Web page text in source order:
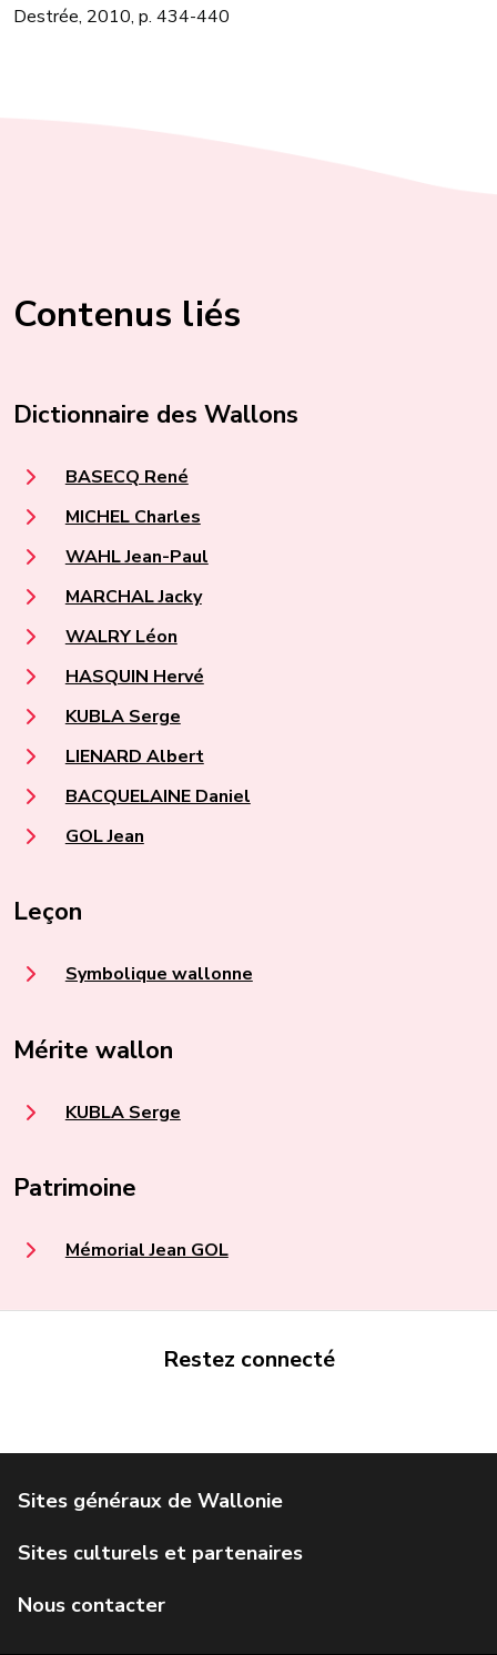
Destrée, 2010, p. 434-440
Contenus liés
Dictionnaire des Wallons
BASECQ René
MICHEL Charles
WAHL Jean-Paul
MARCHAL Jacky
WALRY Léon
HASQUIN Hervé
KUBLA Serge
LIENARD Albert
BACQUELAINE Daniel
GOL Jean
Leçon
Symbolique wallonne
Mérite wallon
KUBLA Serge
Patrimoine
Mémorial Jean GOL
Restez connecté
Service public de Wallonie
Géoportail de la Wallonie
IWEPS
Agence Wallonne du Patrimoine